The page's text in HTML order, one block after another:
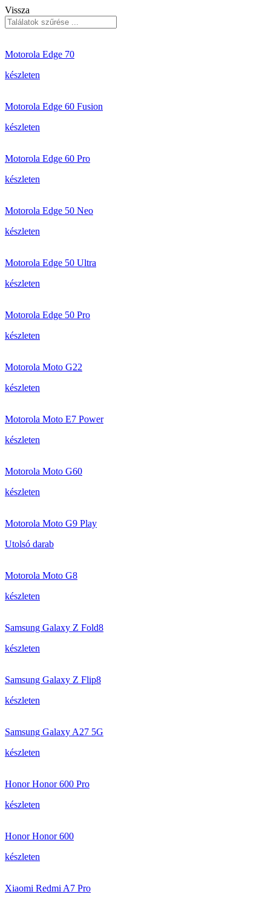
Vissza
Motorola Edge 70
készleten
Motorola Edge 60 Fusion
készleten
Motorola Edge 60 Pro
készleten
Motorola Edge 50 Neo
készleten
Motorola Edge 50 Ultra
készleten
Motorola Edge 50 Pro
készleten
Motorola Moto G22
készleten
Motorola Moto E7 Power
készleten
Motorola Moto G60
készleten
Motorola Moto G9 Play
Utolsó darab
Motorola Moto G8
készleten
Samsung Galaxy Z Fold8
készleten
Samsung Galaxy Z Flip8
készleten
Samsung Galaxy A27 5G
készleten
Honor Honor 600 Pro
készleten
Honor Honor 600
készleten
Xiaomi Redmi A7 Pro